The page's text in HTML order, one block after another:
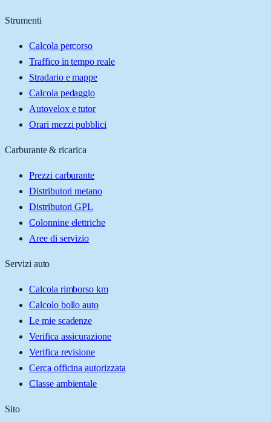
Strumenti
Calcola percorso
Traffico in tempo reale
Stradario e mappe
Calcola pedaggio
Autovelox e tutor
Orari mezzi pubblici
Carburante & ricarica
Prezzi carburante
Distributori metano
Distributori GPL
Colonnine elettriche
Aree di servizio
Servizi auto
Calcola rimborso km
Calcolo bollo auto
Le mie scadenze
Verifica assicurazione
Verifica revisione
Cerca officina autorizzata
Classe ambientale
Sito